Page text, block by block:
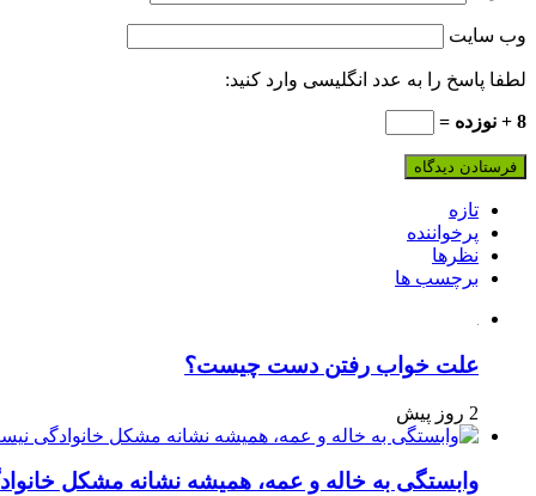
وب‌ سایت
لطفا پاسخ را به عدد انگلیسی وارد کنید:
8 + نوزده =
تازه
پرخواننده
نظرها
برچسب ها
علت خواب رفتن دست چیست؟
2 روز پیش
وابستگی به خاله و عمه، همیشه نشانه مشکل